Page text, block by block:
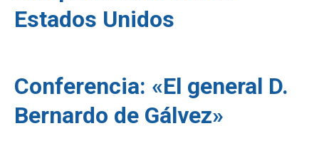
Estados Unidos
Conferencia: «El general D.
Bernardo de Gálvez»